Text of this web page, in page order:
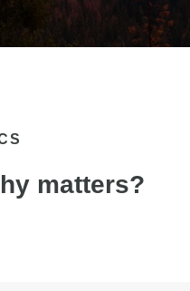
matters?